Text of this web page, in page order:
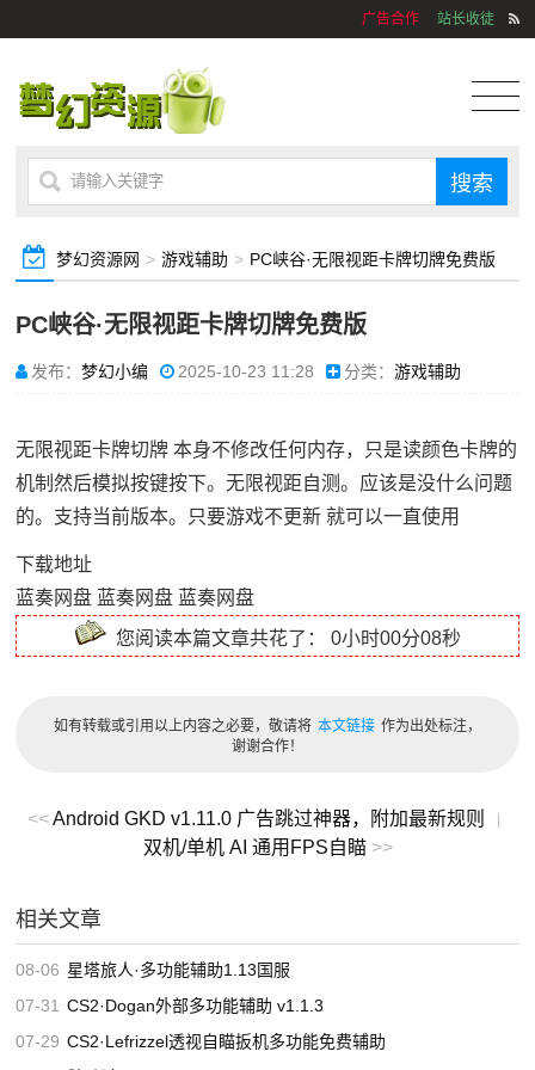
广告合作 站长收徒
梦幻资源网 > 游戏辅助 > PC峡谷·无限视距卡牌切牌免费版
PC峡谷·无限视距卡牌切牌免费版
发布：梦幻小编 2025-10-23 11:28 分类：游戏辅助
无限视距卡牌切牌 本身不修改任何内存，只是读颜色卡牌的
机制然后模拟按键按下。无限视距自测。应该是没什么问题
的。支持当前版本。只要游戏不更新 就可以一直使用
下载地址
蓝奏网盘 蓝奏网盘 蓝奏网盘
您阅读本篇文章共花了：
0小时00分08秒
如有转载或引用以上内容之必要，敬请将 本文链接 作为出处标注，
谢谢合作！
<<Android GKD v1.11.0 广告跳过神器，附加最新规则 |
双机/单机 AI 通用FPS自瞄>>
相关文章
08-06 星塔旅人·多功能辅助1.13国服
07-31 CS2·Dogan外部多功能辅助 v1.1.3
07-29 CS2·Lefrizzel透视自瞄扳机多功能免费辅助